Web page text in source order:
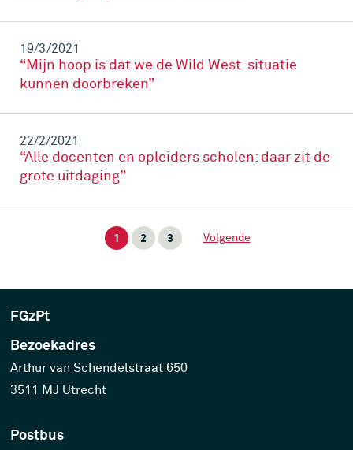
19/3/2021
“Mijn hoop is dat we de Wild West-situatie
kunnen doorbreken”
22/2/2021
“Alle docenten en opleiders scholen: daar zit de
grote uitdaging”
1 2 3 Volgende
FGzPt
Bezoekadres
Arthur van Schendelstraat 650
3511 MJ Utrecht
Postbus